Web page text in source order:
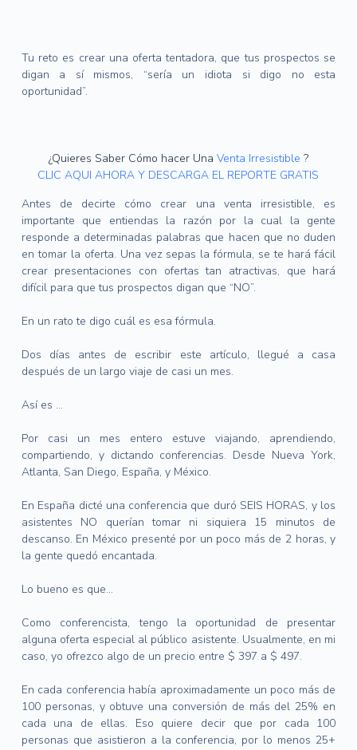
Tu reto es crear una oferta tentadora, que tus prospectos se
digan a sí mismos, “sería un idiota si digo no esta
oportunidad”.
¿Quieres Saber Cómo hacer Una Venta Irresistible ?
CLIC AQUI AHORA Y DESCARGA EL REPORTE GRATIS
Antes de decirte cómo crear una venta irresistible, es
importante que entiendas la razón por la cual la gente
responde a determinadas palabras que hacen que no duden
en tomar la oferta. Una vez sepas la fórmula, se te hará fácil
crear presentaciones con ofertas tan atractivas, que hará
difícil para que tus prospectos digan que “NO”.
En un rato te digo cuál es esa fórmula.
Dos días antes de escribir este artículo, llegué a casa
después de un largo viaje de casi un mes.
Así es …
Por casi un mes entero estuve viajando, aprendiendo,
compartiendo, y dictando conferencias. Desde Nueva York,
Atlanta, San Diego, España, y México.
En España dicté una conferencia que duró SEIS HORAS, y los
asistentes NO querían tomar ni siquiera 15 minutos de
descanso. En México presenté por un poco más de 2 horas, y
la gente quedó encantada.
Lo bueno es que…
Como conferencista, tengo la oportunidad de presentar
alguna oferta especial al público asistente. Usualmente, en mi
caso, yo ofrezco algo de un precio entre $ 397 a $ 497.
En cada conferencia había aproximadamente un poco más de
100 personas, y obtuve una conversión de más del 25% en
cada una de ellas. Eso quiere decir que por cada 100
personas que asistieron a la conferencia, por lo menos 25+